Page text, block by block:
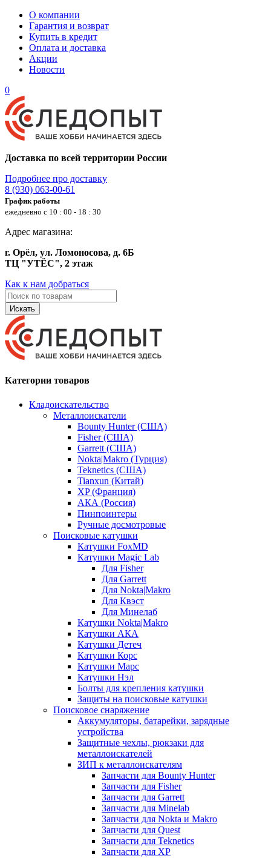
О компании
Гарантия и возврат
Купить в кредит
Оплата и доставка
Акции
Новости
0
Доставка по всей территории России
Подробнее про доставку
8 (930) 063-00-61
График работы
ежедневно с 10 : 00 - 18 : 30
Адрес магазина:
г. Орёл, ул. Ломоносова, д. 6Б
ТЦ "УТЁС", 2 этаж
Как к нам добраться
Искать
Категории товаров
Кладоискательство
Металлоискатели
Bounty Hunter (США)
Fisher (США)
Garrett (США)
Nokta|Makro (Турция)
Teknetics (США)
Tianxun (Китай)
XP (Франция)
АКА (Россия)
Пинпоинтеры
Ручные досмотровые
Поисковые катушки
Катушки FoxMD
Катушки Magic Lab
Для Fisher
Для Garrett
Для Nokta|Makro
Для Квэст
Для Минелаб
Катушки Nokta|Makro
Катушки АКА
Катушки Детеч
Катушки Корс
Катушки Марс
Катушки Нэл
Болты для крепления катушки
Защиты на поисковые катушки
Поисковое снаряжение
Аккумуляторы, батарейки, зарядные
устройства
Защитные чехлы, рюкзаки для
металлоискателей
ЗИП к металлоискателям
Запчасти для Bounty Hunter
Запчасти для Fisher
Запчасти для Garrett
Запчасти для Minelab
Запчасти для Nokta и Makro
Запчасти для Quest
Запчасти для Teknetics
Запчасти для XP